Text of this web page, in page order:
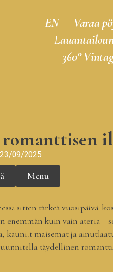
EN Varaa
360°
23/09/2025
Menu
sitten tärkeä vuosipäivä,
enemmän kuin vain ateria –
maisemat ja
täydellinen